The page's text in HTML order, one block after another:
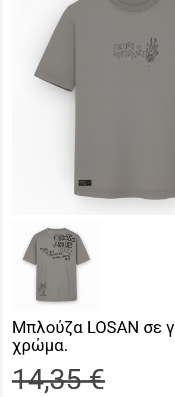
Μπλούζα LOSAN σε
χρώμα.
14,35 €